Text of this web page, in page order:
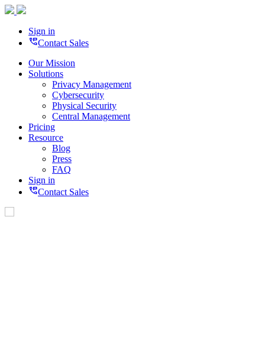
Sign in
perm_phone_msgContact Sales
Our Mission
Solutions
Privacy Management
Cybersecurity
Physical Security
Central Management
Pricing
Resource
Blog
Press
FAQ
Sign in
perm_phone_msgContact Sales